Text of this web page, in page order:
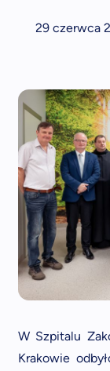
29 czerwca
W Szpitalu
Krakowie